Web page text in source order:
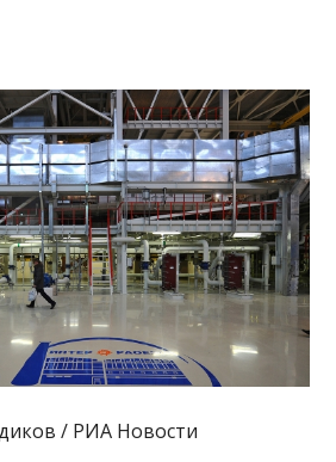
/ РИА Новости